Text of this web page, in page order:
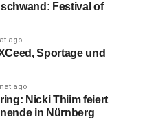
Festival of
ago
Sportage und
ago
Nicki Thiim feiert
in Nürnberg